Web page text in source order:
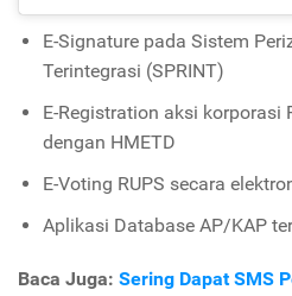
E-Signature pada Sistem
Terintegrasi (SPRINT)
E-Registration aksi korporasi
dengan HMETD
E-Voting RUPS secara
Aplikasi Database AP/KAP
Baca Juga: Sering Dapat SMS